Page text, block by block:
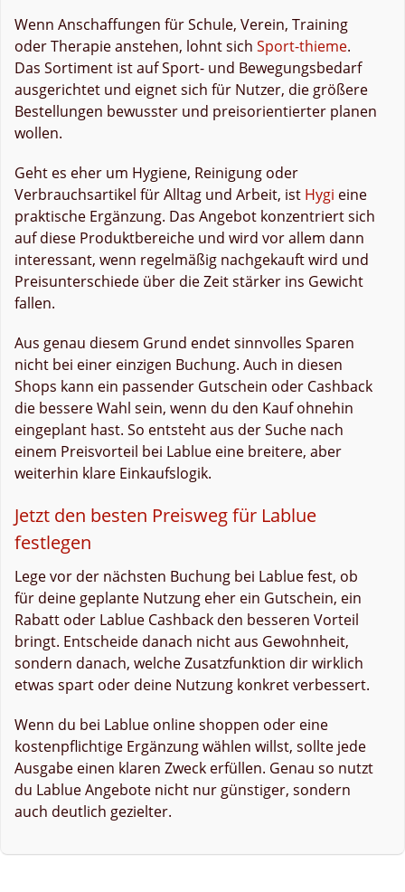
Wenn Anschaffungen für Schule, Verein, Training
oder Therapie anstehen, lohnt sich Sport-thieme.
Das Sortiment ist auf Sport- und Bewegungsbedarf
ausgerichtet und eignet sich für Nutzer, die größere
Bestellungen bewusster und preisorientierter planen
wollen.
Geht es eher um Hygiene, Reinigung oder
Verbrauchsartikel für Alltag und Arbeit, ist Hygi eine
praktische Ergänzung. Das Angebot konzentriert sich
auf diese Produktbereiche und wird vor allem dann
interessant, wenn regelmäßig nachgekauft wird und
Preisunterschiede über die Zeit stärker ins Gewicht
fallen.
Aus genau diesem Grund endet sinnvolles Sparen
nicht bei einer einzigen Buchung. Auch in diesen
Shops kann ein passender Gutschein oder Cashback
die bessere Wahl sein, wenn du den Kauf ohnehin
eingeplant hast. So entsteht aus der Suche nach
einem Preisvorteil bei Lablue eine breitere, aber
weiterhin klare Einkaufslogik.
Jetzt den besten Preisweg für Lablue
festlegen
Lege vor der nächsten Buchung bei Lablue fest, ob
für deine geplante Nutzung eher ein Gutschein, ein
Rabatt oder Lablue Cashback den besseren Vorteil
bringt. Entscheide danach nicht aus Gewohnheit,
sondern danach, welche Zusatzfunktion dir wirklich
etwas spart oder deine Nutzung konkret verbessert.
Wenn du bei Lablue online shoppen oder eine
kostenpflichtige Ergänzung wählen willst, sollte jede
Ausgabe einen klaren Zweck erfüllen. Genau so nutzt
du Lablue Angebote nicht nur günstiger, sondern
auch deutlich gezielter.